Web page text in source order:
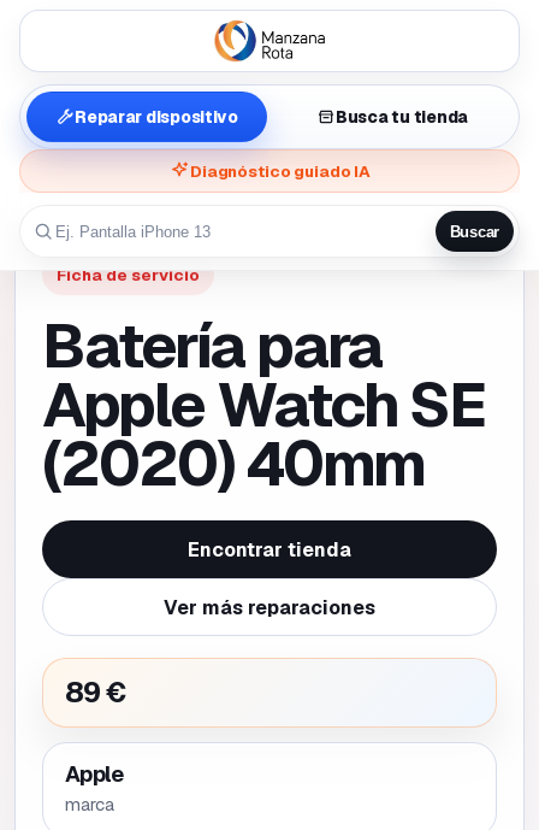
Reparar dispositivo Busca tu tienda
Diagnóstico guiado IA
Buscar
Ficha de servicio
Batería para
Apple Watch SE
(2020) 40mm
Encontrar tienda
Ver más reparaciones
89 €
Apple
marca